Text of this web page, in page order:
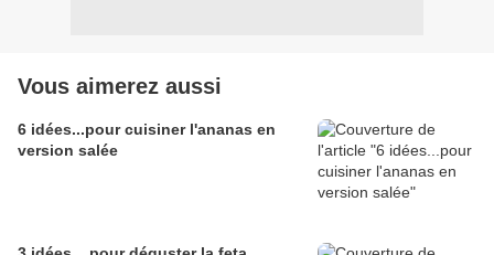
Vous aimerez aussi
6 idées...pour cuisiner l'ananas en
version salée